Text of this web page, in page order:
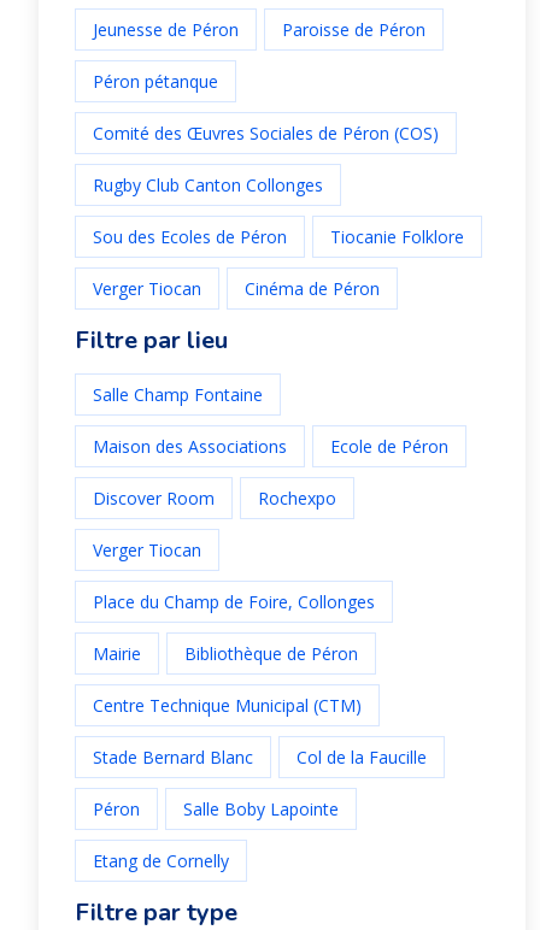
Jeunesse de Péron Paroisse de Péron
Péron pétanque
Comité des Œuvres Sociales de Péron (COS)
Rugby Club Canton Collonges
Sou des Ecoles de Péron Tiocanie Folklore
Verger Tiocan Cinéma de Péron
Filtre par lieu
Salle Champ Fontaine
Maison des Associations Ecole de Péron
Discover Room Rochexpo
Verger Tiocan
Place du Champ de Foire, Collonges
Mairie Bibliothèque de Péron
Centre Technique Municipal (CTM)
Stade Bernard Blanc Col de la Faucille
Péron Salle Boby Lapointe
Etang de Cornelly
Filtre par type